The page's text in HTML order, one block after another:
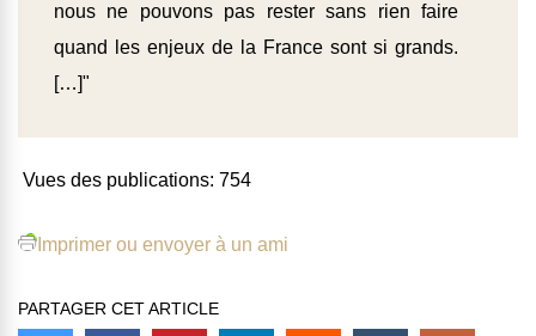
nous ne pouvons pas rester sans rien faire
quand les enjeux de la France sont si grands.
[…]"
Vues des publications: 754
Imprimer ou envoyer à un ami
PARTAGER CET ARTICLE